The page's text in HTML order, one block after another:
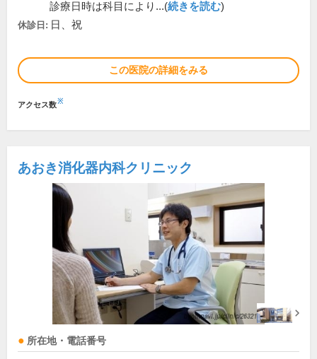
診療日時は科目により...(続きを読む)
休診日: 日、祝
この医院の詳細をみる
アクセス数※
あおき消化器内科クリニック
所在地・電話番号